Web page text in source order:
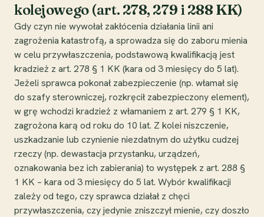
kolejowego (art. 278, 279 i 288 KK)
Gdy czyn nie wywołał zakłócenia działania linii ani
zagrożenia katastrofą, a sprowadza się do zaboru mienia
w celu przywłaszczenia, podstawową kwalifikacją jest
kradzież z art. 278 § 1 KK (kara od 3 miesięcy do 5 lat).
Jeżeli sprawca pokonał zabezpieczenie (np. włamał się
do szafy sterowniczej, rozkręcił zabezpieczony element),
w grę wchodzi kradzież z włamaniem z art. 279 § 1 KK,
zagrożona karą od roku do 10 lat. Z kolei niszczenie,
uszkadzanie lub czynienie niezdatnym do użytku cudzej
rzeczy (np. dewastacja przystanku, urządzeń,
oznakowania bez ich zabierania) to występek z art. 288 §
1 KK – kara od 3 miesięcy do 5 lat. Wybór kwalifikacji
zależy od tego, czy sprawca działał z chęci
przywłaszczenia, czy jedynie zniszczył mienie, czy doszło